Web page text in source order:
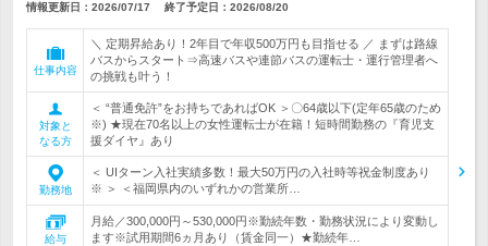
情報更新日：2026/07/17 終了予定日： 2026/08/20
仕事内容
＼ 定期昇給あり！2年目で年収500万円も目指せる ／ まずは路線
バスからスタート⇒高速バスや連節バスの運転士・運行管理者へ
の挑戦も叶う！
対象と
なる方
＜ “普通免許”をお持ちであればOK ＞〇64歳以下(定年65歳のため
※) ★現在70名以上の女性運転士が在籍！短時間勤務の『育児支
援ダイヤ』あり
勤務地
＜ UIターン入社実績多数！最大50万円の入社時等祝金制度あり
※ ＞ ＜福岡県内のいずれかの営業所…
給与
月給／300,000円～530,000円※勤続年数・勤務状況により変動し
ます※試用期間6ヵ月あり（賃金同一）★勤続年…